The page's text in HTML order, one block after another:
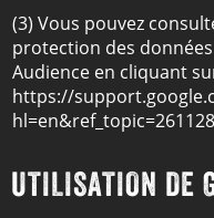
(3) Vous pouvez
protection des
Audience en cliquant
https://
UTILISATION DE